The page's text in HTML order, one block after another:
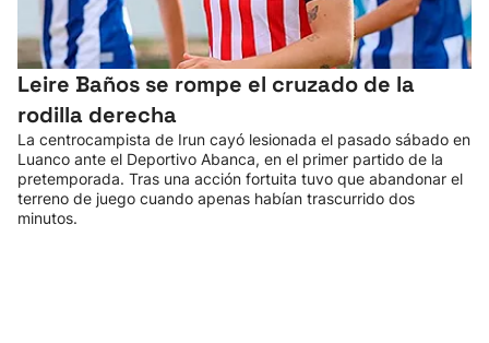
Leire Baños se rompe el cruzado de la
rodilla derecha
La centrocampista de Irun cayó lesionada el pasado sábado en
Luanco ante el Deportivo Abanca, en el primer partido de la
pretemporada. Tras una acción fortuita tuvo que abandonar el
terreno de juego cuando apenas habían trascurrido dos
minutos.